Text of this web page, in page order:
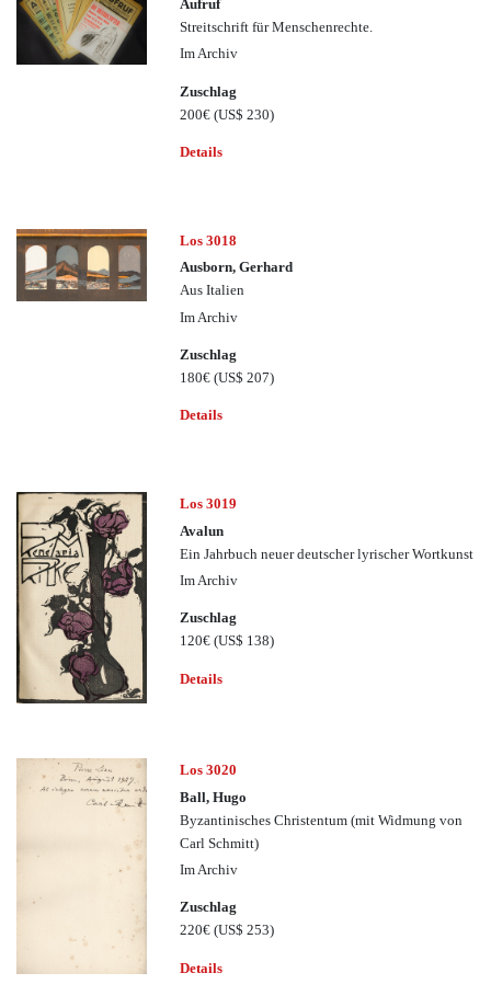
Aufruf
Streitschrift für Menschenrechte.
Im Archiv
Zuschlag
200€(US$ 230)
Details
Los 3018
Ausborn, Gerhard
Aus Italien
Im Archiv
Zuschlag
180€(US$ 207)
Details
Los 3019
Avalun
Ein Jahrbuch neuer deutscher lyrischer Wortkunst
Im Archiv
Zuschlag
120€(US$ 138)
Details
Los 3020
Ball, Hugo
Byzantinisches Christentum (mit Widmung von
Carl Schmitt)
Im Archiv
Zuschlag
220€(US$ 253)
Details